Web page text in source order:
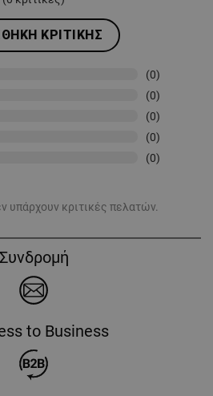
ΚΡΙΤΙΚΉΣ
(0)
(0)
(0)
(0)
(0)
υπάρχουν κριτικές πελατών.
Συνδρομή
to Business